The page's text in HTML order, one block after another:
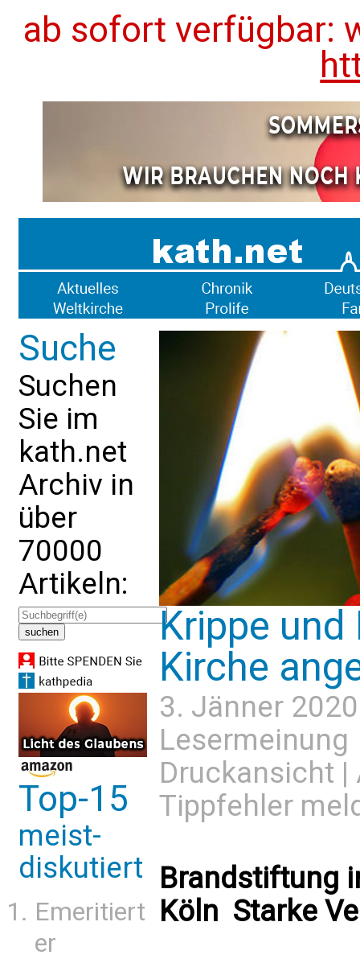
ab sofort verfügbar:
Suche
Suchen
Sie im
kath.net
Archiv in
über
70000
Artikeln:
Top-15
meist-
diskutiert
Emeritiert
er
Krippe und
Kirche
3. Jänner
Lesermeinung
Druckansicht |
Tippfehler
Brandstiftung
Köln  Starke